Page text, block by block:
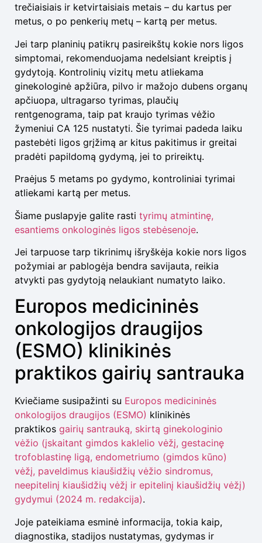
trečiaisiais ir ketvirtaisiais metais – du kartus per
metus, o po penkerių metų – kartą per metus.
Jei tarp planinių patikrų pasireikštų kokie nors ligos
simptomai, rekomenduojama nedelsiant kreiptis į
gydytoją. Kontrolinių vizitų metu atliekama
ginekologinė apžiūra, pilvo ir mažojo dubens organų
apčiuopa, ultragarso tyrimas, plaučių
rentgenograma, taip pat kraujo tyrimas vėžio
žymeniui CA 125 nustatyti. Šie tyrimai padeda laiku
pastebėti ligos grįžimą ar kitus pakitimus ir greitai
pradėti papildomą gydymą, jei to prireiktų.
Praėjus 5 metams po gydymo, kontroliniai tyrimai
atliekami kartą per metus.
Šiame puslapyje galite rasti tyrimų atmintinę,
esantiems onkologinės ligos stebėsenoje.
Jei tarpuose tarp tikrinimų išryškėja kokie nors ligos
požymiai ar pablogėja bendra savijauta, reikia
atvykti pas gydytoją nelaukiant numatyto laiko.
Europos medicininės
onkologijos draugijos
(ESMO) klinikinės
praktikos gairių santrauka
Kviečiame susipažinti su Europos medicininės
onkologijos draugijos (ESMO) klinikinės
praktikos gairių santrauką, skirtą ginekologinio
vėžio (įskaitant gimdos kaklelio vėžį, gestacinę
trofoblastinę ligą, endometriumo (gimdos kūno)
vėžį, paveldimus kiaušidžių vėžio sindromus,
neepitelinį kiaušidžių vėžį ir epitelinį kiaušidžių vėžį)
gydymui (2024 m. redakcija).
Joje pateikiama esminė informacija, tokia kaip,
diagnostika, stadijos nustatymas, gydymas ir